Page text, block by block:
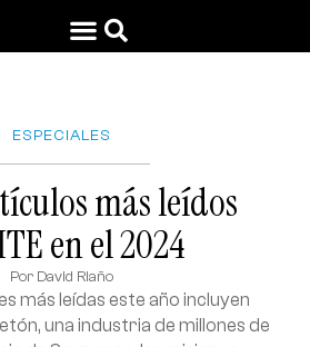
ESPECIALES
más leídos
en el 2024
Por David Riaño
más leídas este año incluyen
una industria de millones de